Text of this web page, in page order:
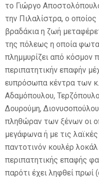
το Γιώργο
την Πιλαλίστρα, ο οποίος
βραδάκια η ζωή
της πόλεως η οποία
πλημμυρίζει από κόσμον
περιπατητικήν επαφήν
ευπρόσωπα κέντρα των
Αδαμόπουλου,
Δουρούμη,
πληθώραν των ξένων οι
μεγάφωνα ή με τις
παντοτινόν κουλέρ λοκάλ
περιπατητικής επαφής
παρότι έχει ληφθεί πρωί